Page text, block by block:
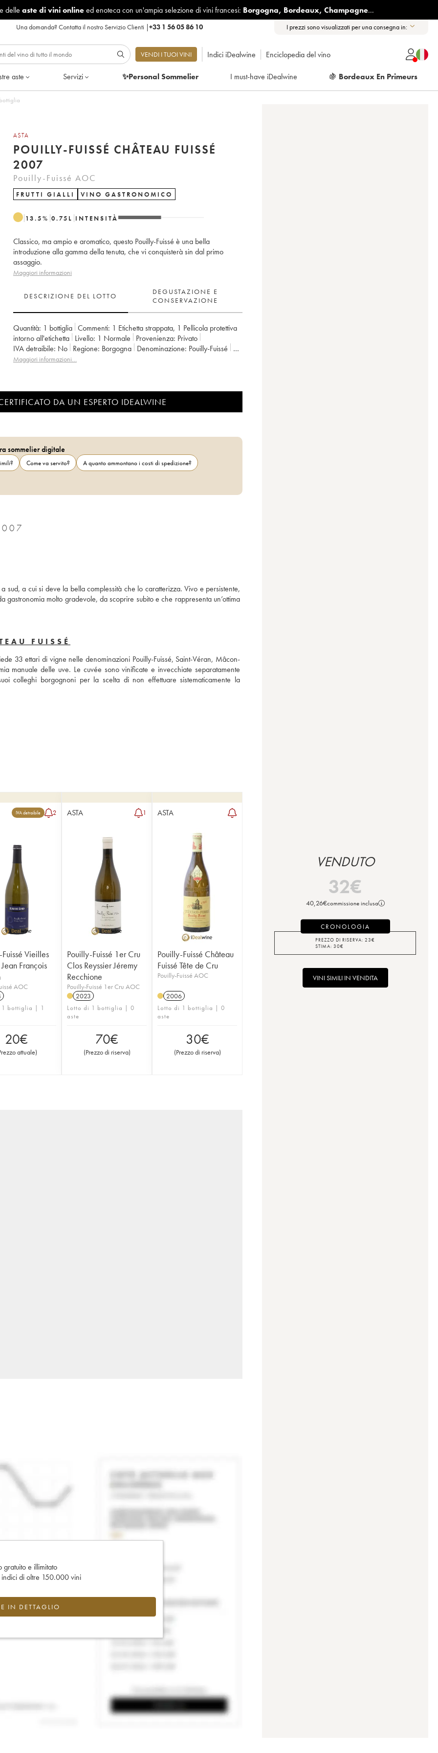
delle aste di vini onlineed enoteca con un'ampia selezione di vini francesi: Borgogna, Bordeaux, Champagne...
Una domanda?Contatta il nostro Servizio Clienti |+33 1 56 05 86 10 I prezzi sono visualizzati per una consegna in:
VENDI I TUOI VINI Indici iDealwine Enciclopedia del vino
aste Servizi ✨Personal Sommelier I must-have iDealwine 🍇 Bordeaux En Primeurs
ASTA
POUILLY-FUISSÉ CHÂTEAU FUISSÉ
2007
Pouilly-Fuissé AOC
FRUTTI GIALLI VINO GASTRONOMICO
13.5% 0.75 L INTENSITÀ
Classico, ma ampio e aromatico, questo Pouilly-Fuissé è una bella
introduzione alla gamma della tenuta, che vi conquisterà sin dal primo
assaggio.
Maggiori informazioni
DESCRIZIONE DEL LOTTO
DEGUSTAZIONE E
CONSERVAZIONE
Quantità: 1 bottiglia Commenti: 1 Etichetta strappata, 1 Pellicola protettiva
intorno all'etichetta Livello: 1 Normale Provenienza:
privato
IVA detraibile:
no Regione: Borgogna Denominazione: Pouilly-Fuissé
Proprietario:
Château Fuissé
Maggiori informazioni…
DA UN ESPERTO IDEALWINE
sommelier digitale
Come va servito?
A quanto ammontano i costi di spedizione?
sud, a cui si deve la bella complessità che lo caratterizza. Vivo e persistente,
molto gradevole, da scoprire subito e che rappresenta un’ottima
FUISSÉ
33 ettari di vigne nelle denominazioni Pouilly-Fuissé, Saint-Véran, Mâcon-
manuale delle uve. Le cuvée sono vinificate e invecchiate separatamente
colleghi borgognoni per la scelta di non effettuare sistematicamente la
IVA detraibile 2
Vieilles
François
AOC
1 bottiglia | 1
20€
attuale)
ASTA 1
Pouilly-Fuissé 1er Cru
Clos Reyssier Jéremy
Recchione
Pouilly-Fuissé 1er Cru AOC
2023
Lotto di 1 bottiglia | 0
aste
70€
(Prezzo di riserva)
ASTA
Pouilly-Fuissé Château
Fuissé Tête de Cru
Pouilly-Fuissé AOC
2006
Lotto di 1 bottiglia | 0
aste
30€
(Prezzo di riserva)
gratuito e illimitato
indici di oltre 150.000 vini
IN DETTAGLIO
VENDUTO
32€
40,26€commissione inclusa
CRONOLOGIA
PREZZO DI RISERVA: 23€
STIMA: 30€
VINI SIMILI IN VENDITA